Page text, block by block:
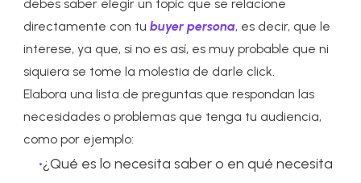
debes saber elegir un topic que se relacione
directamente con tubuyer persona, es decir, que le
interese, ya que, si no es así, es muy probable que ni
siquiera se tome la molestia de darle click.
Elabora una lista de preguntas que respondan las
necesidades o problemas que tenga tu audiencia,
como por ejemplo:
¿Qué es lo necesita saber o en qué necesita